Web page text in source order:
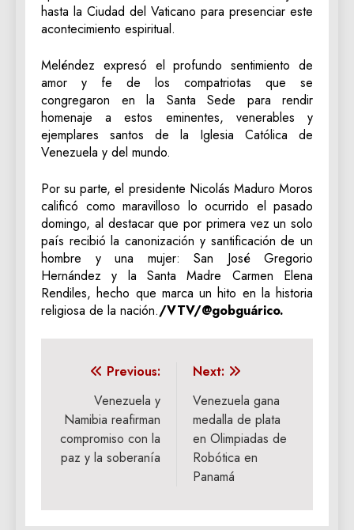
hasta la Ciudad del Vaticano para presenciar este
acontecimiento espiritual.
Meléndez expresó el profundo sentimiento de
amor y fe de los compatriotas que se
congregaron en la Santa Sede para rendir
homenaje a estos eminentes, venerables y
ejemplares santos de la Iglesia Católica de
Venezuela y del mundo.
Por su parte, el presidente Nicolás Maduro Moros
calificó como maravilloso lo ocurrido el pasado
domingo, al destacar que por primera vez un solo
país recibió la canonización y santificación de un
hombre y una mujer: San José Gregorio
Hernández y la Santa Madre Carmen Elena
Rendiles, hecho que marca un hito en la historia
religiosa de la nación./VTV/@gobguárico.
Navegación
entradas
Previous:
Venezuela y
Namibia reafirman
compromiso con la
paz y la soberanía
Next:
Venezuela gana
medalla de plata
en Olimpiadas de
Robótica en
Panamá